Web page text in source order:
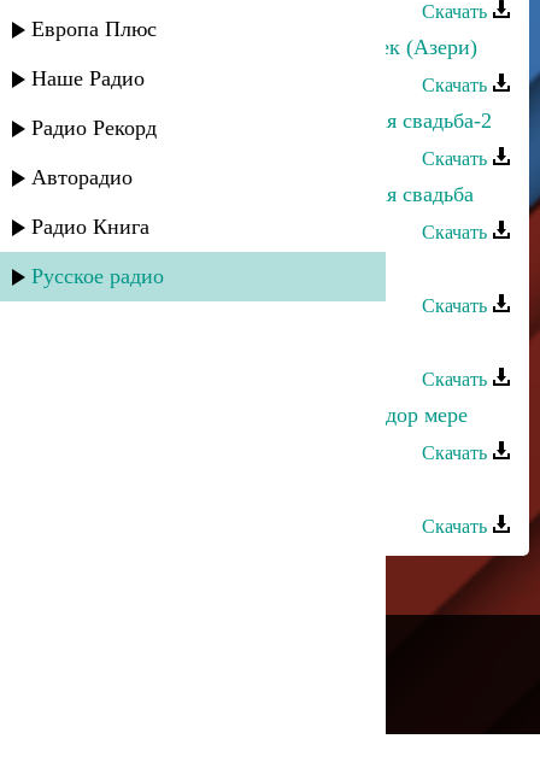
Европа Плюс
Наше Радио
Радио Рекорд
Авторадио
Радио Книга
Русское радио
Скачать
Йоси бен Йохай - Ад гунун мубарек (Азери)
Скачать
Йоси бен Йохай - Горско-Еврейская свадьба-2
Скачать
Йоси бен Йохай - Горско-Еврейская свадьба
Скачать
Йоси бен Йохай - Енту имбушу
Скачать
Скачать
Йоси бен Йохай - Йе куш мере,йу дор мере
Скачать
Скачать